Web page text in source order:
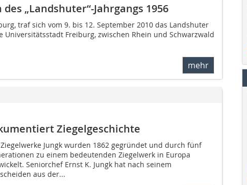
„Landshuter“-Jahrgangs 1956
traf sich vom 9. bis 12. September 2010 das Landshuter
Universitätsstadt Freiburg, zwischen Rhein und Schwarzwald
mehr
Ziegelgeschichte
Jungk wurden 1862 gegründet und durch fünf
zu einem bedeutenden Ziegelwerk in Europa
Seniorchef Ernst K. Jungk hat nach seinem
aus der...